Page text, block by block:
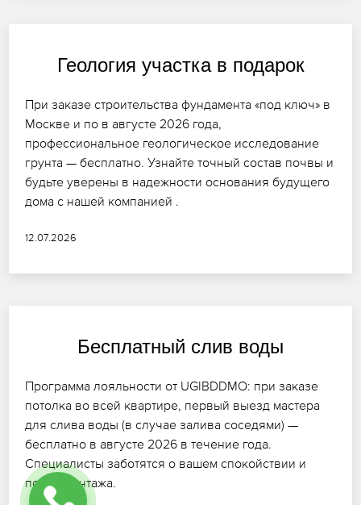
Геология участка в подарок
При заказе строительства фундамента «под ключ» в
Москве и по в августе 2026 года,
профессиональное геологическое исследование
грунта — бесплатно. Узнайте точный состав почвы и
будьте уверены в надежности основания будущего
дома с нашей компанией .
12.07.2026
Бесплатный слив воды
Программа лояльности от UGIBDDMO: при заказе
потолка во всей квартире, первый выезд мастера
для слива воды (в случае залива соседями) —
бесплатно в августе 2026 в течение года.
Специалисты заботятся о вашем спокойствии и
после монтажа.